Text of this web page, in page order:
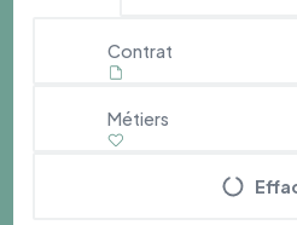
Contrat
Métiers